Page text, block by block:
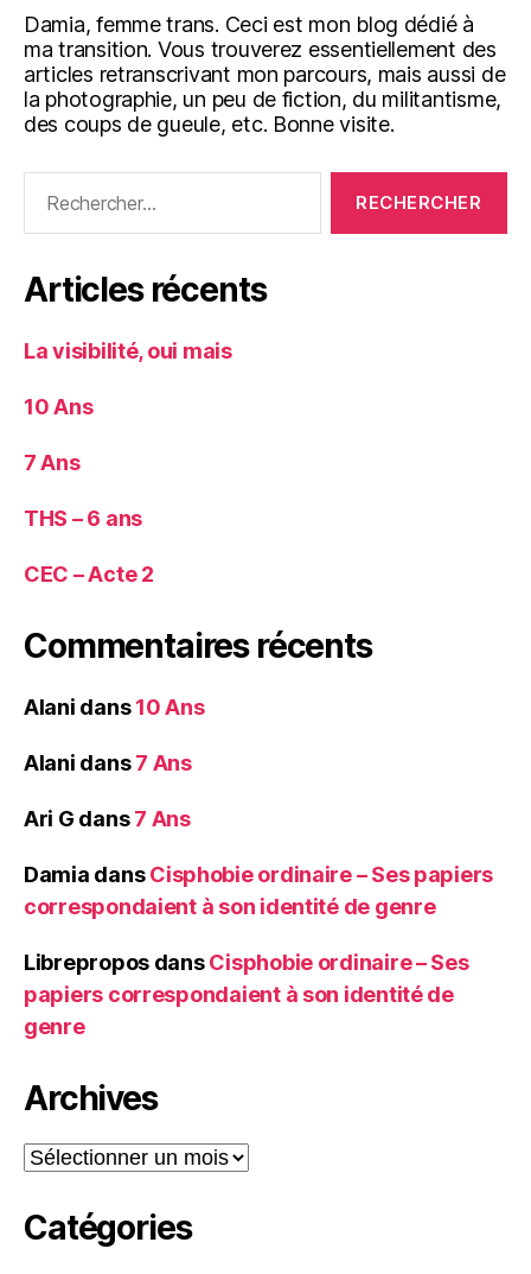
Damia, femme trans. Ceci est mon blog dédié à
ma transition. Vous trouverez essentiellement des
articles retranscrivant mon parcours, mais aussi de
la photographie, un peu de fiction, du militantisme,
des coups de gueule, etc. Bonne visite.
Articles récents
La visibilité, oui mais
10 Ans
7 Ans
THS – 6 ans
CEC – Acte 2
Commentaires récents
Alani dans10 Ans
Alani dans7 Ans
Ari G dans7 Ans
Damia dansCisphobie ordinaire – Ses papiers
correspondaient à son identité de genre
Librepropos dansCisphobie ordinaire – Ses
papiers correspondaient à son identité de
genre
Archives
Archives
Catégories